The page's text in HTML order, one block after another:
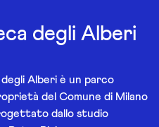
degli Alberi
Alberi è un parco
del Comune di Milano
dallo studio